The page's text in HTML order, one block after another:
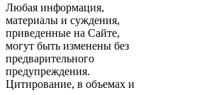
Любая информация,
материалы и суждения,
приведенные на Сайте,
могут быть изменены без
предварительного
предупреждения.
Цитирование, в объемах и